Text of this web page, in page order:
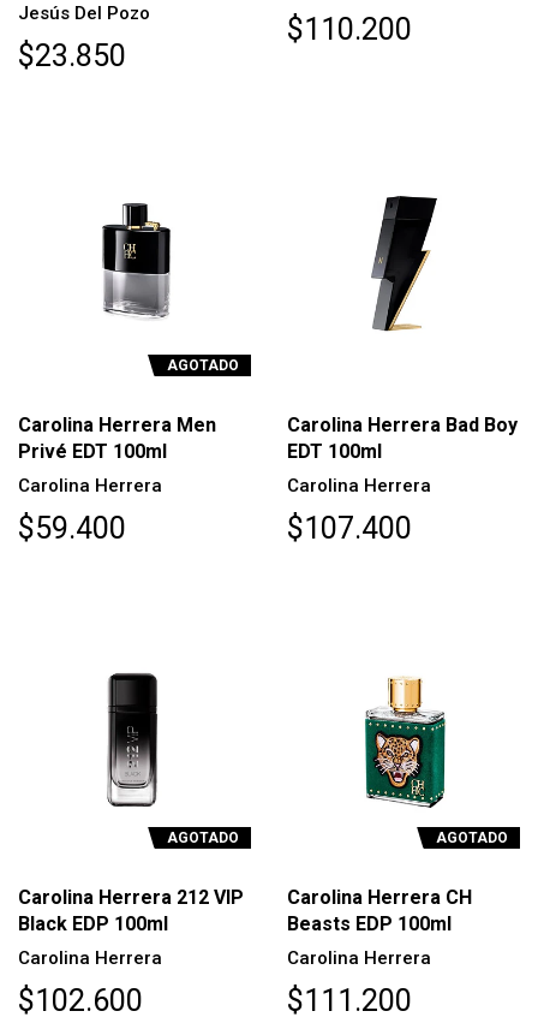
Jesús Del Pozo
$23.850
$110.200
AGOTADO
Carolina Herrera Men
Privé EDT 100ml
Carolina Herrera
$59.400
Carolina Herrera Bad Boy
EDT 100ml
Carolina Herrera
$107.400
AGOTADO
Carolina Herrera 212 VIP
Black EDP 100ml
Carolina Herrera
$102.600
AGOTADO
Carolina Herrera CH
Beasts EDP 100ml
Carolina Herrera
$111.200